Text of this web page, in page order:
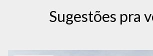
Sugestões pra